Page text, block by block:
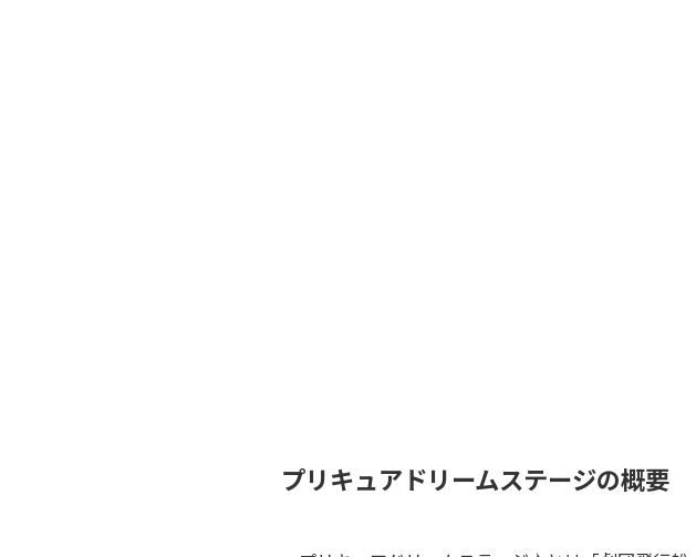
プリキュアドリームステージの概要